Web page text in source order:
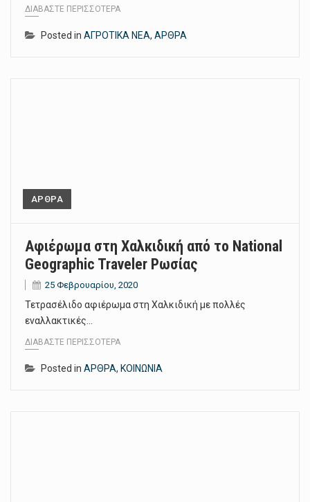
ΔΙΑΒΆΣΤΕ ΠΕΡΙΣΣΌΤΕΡΑ
Posted in ΑΓΡΟΤΙΚΑ ΝΕΑ, ΑΡΘΡΑ
ΑΡΘΡΑ
Αφιέρωμα στη Χαλκιδική από το National
Geοgraphic Traveler Ρωσίας
25 Φεβρουαρίου, 2020
Τετρασέλιδο αφιέρωμα στη Χαλκιδική με πολλές
εναλλακτικές…
ΔΙΑΒΆΣΤΕ ΠΕΡΙΣΣΌΤΕΡΑ
Posted in ΑΡΘΡΑ, ΚΟΙΝΩΝΙΑ